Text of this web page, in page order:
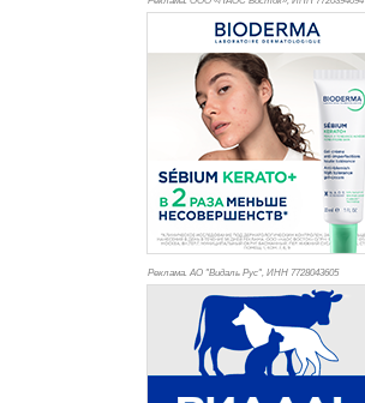
Реклама. АО "Видаль Рус", ИНН 7728043605